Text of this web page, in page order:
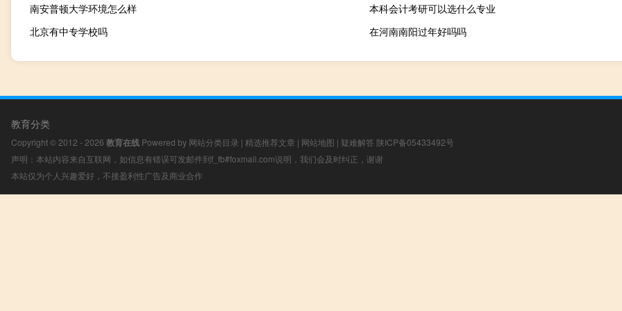
南安普顿大学环境怎么样
本科会计考研可以选什么专业
北京有中专学校吗
在河南南阳过年好吗吗
教育分类
Copyright © 2012 - 2026 教育在线 Powered by 网站分类目录 | 精选推荐文章 | 网站地图 | 疑难解答 陕ICP备05433492号
声明：本站内容来自互联网，如信息有错误可发邮件到f_fb#foxmail.com说明，我们会及时纠正，谢谢
本站仅为个人兴趣爱好，不接盈利性广告及商业合作